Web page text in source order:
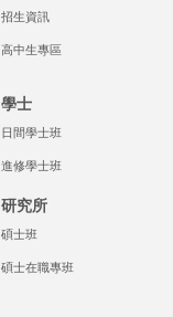
招生資訊
高中生專區
學士
日間學士班
進修學士班
研究所
碩士班
碩士在職專班